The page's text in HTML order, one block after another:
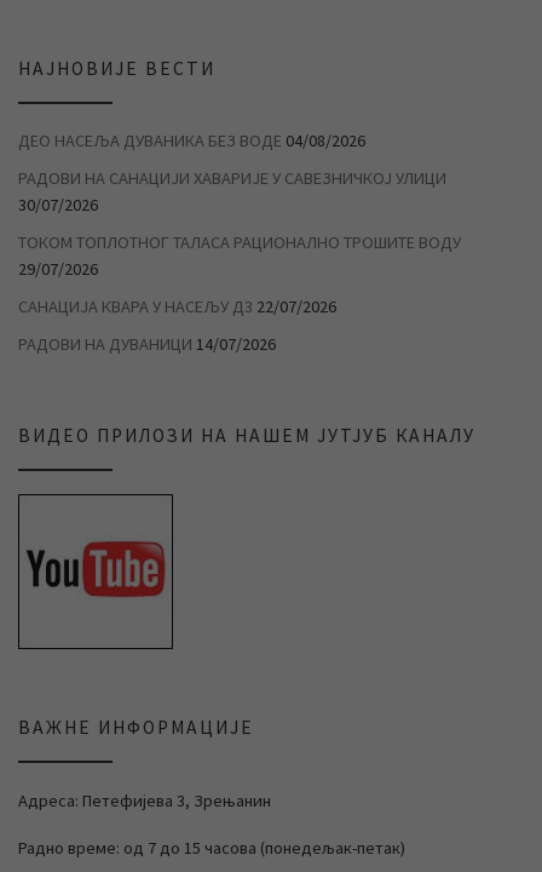
НАЈНОВИЈЕ ВЕСТИ
ДЕО НАСЕЉА ДУВАНИКА БЕЗ ВОДЕ 04/08/2026
РАДОВИ НА САНАЦИЈИ ХАВАРИЈЕ У САВЕЗНИЧКОЈ УЛИЦИ
30/07/2026
ТОКОМ ТОПЛОТНОГ ТАЛАСА РАЦИОНАЛНО ТРОШИТЕ ВОДУ
29/07/2026
САНАЦИЈА КВАРА У НАСЕЉУ Д3 22/07/2026
РАДОВИ НА ДУВАНИЦИ 14/07/2026
ВИДЕО ПРИЛОЗИ НА НАШЕМ ЈУТЈУБ КАНАЛУ
ВАЖНЕ ИНФОРМАЦИЈЕ
Адреса: Петефијева 3, Зрењанин
Радно време: од 7 до 15 часова (понедељак-петак)